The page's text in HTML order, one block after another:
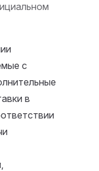
с
в